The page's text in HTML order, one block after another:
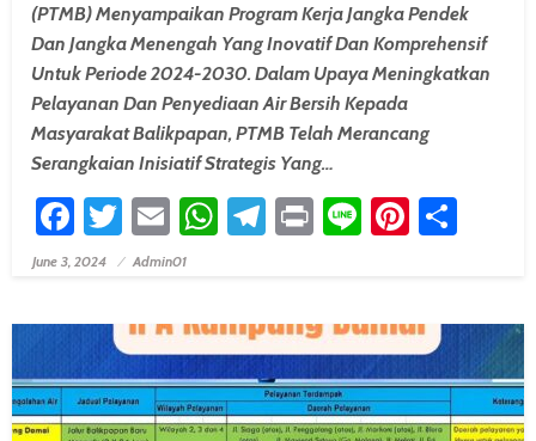
(PTMB) Menyampaikan Program Kerja Jangka Pendek
Dan Jangka Menengah Yang Inovatif Dan Komprehensif
Untuk Periode 2024-2030. Dalam Upaya Meningkatkan
Pelayanan Dan Penyediaan Air Bersih Kepada
Masyarakat Balikpapan, PTMB Telah Merancang
Serangkaian Inisiatif Strategis Yang…
Facebook
Twitter
EmailWhatsApp
Telegram
PrintLine
Posted On
June 3, 2024 Admin01